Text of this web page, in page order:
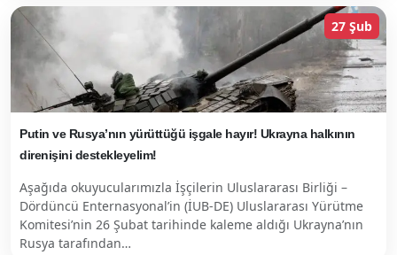
27 Şub
Putin ve Rusya’nın yürüttüğü işgale hayır! Ukrayna halkının
direnişini destekleyelim!
Aşağıda okuyucularımızla İşçilerin Uluslararası Birliği –
Dördüncü Enternasyonal’in (İUB-DE) Uluslararası Yürütme
Komitesi’nin 26 Şubat tarihinde kaleme aldığı Ukrayna’nın
Rusya tarafından…